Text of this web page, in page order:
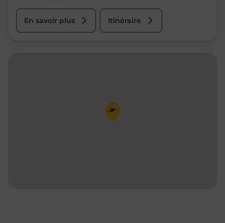
En savoir plus Itinéraire
Pin de la carte